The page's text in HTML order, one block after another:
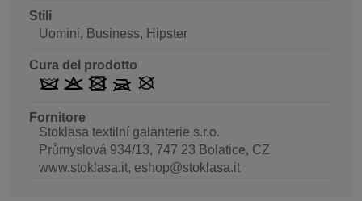
Stili
Uomini, Business, Hipster
Cura del prodotto
Fornitore
Stoklasa textilní galanterie s.r.o.
Průmyslová 934/13, 747 23 Bolatice, CZ
www.stoklasa.it, eshop@stoklasa.it